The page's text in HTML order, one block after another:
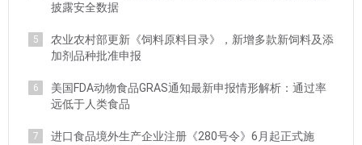
披露安全数据
5
农业农村部更新《饲料原料目录》，新增多款新饲料及添
加剂品种批准申报
6
美国FDA动物食品GRAS通知最新申报情形解析：通过率
远低于人类食品
7
进口食品境外生产企业注册《280号令》6月起正式施